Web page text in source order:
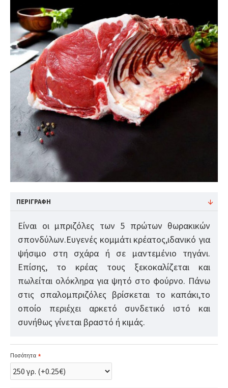
ΠΕΡΙΓΡΑΦΉ
Είναι οι μπριζόλες των 5 πρώτων θωρακικών
σπονδύλων.Ευγενές κομμάτι κρέατος,ιδανικό για
ψήσιμο στη σχάρα ή σε μαντεμένιο τηγάνι.
Επίσης, το κρέας τους ξεκοκαλίζεται και
πωλείται ολόκληρα για ψητό στο φούρνο. Πάνω
στις σπαλομπριζόλες βρίσκεται το καπάκι,το
οποίο περιέχει αρκετό συνδετικό ιστό και
συνήθως γίνεται βραστό ή κιμάς.
Ποσότητα